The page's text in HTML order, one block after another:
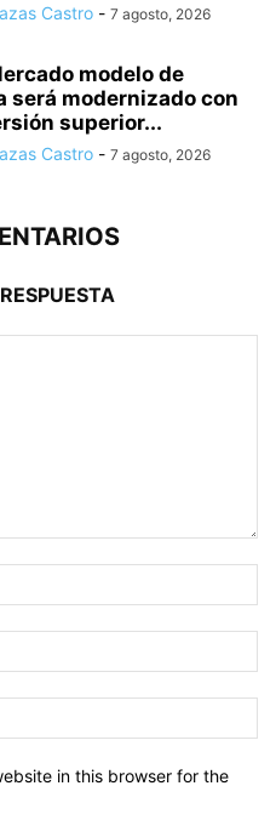
Castro - 7 agosto, 2026
modelo de
será modernizado con
superior...
Castro - 7 agosto, 2026
in this browser for the